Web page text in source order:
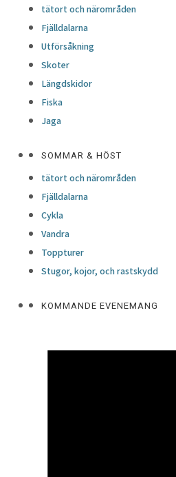
tätort och närområden
Fjälldalarna
Utförsåkning
Skoter
Längdskidor
Fiska
Jaga
SOMMAR & HÖST
tätort och närområden
Fjälldalarna
Cykla
Vandra
Toppturer
Stugor, kojor, och rastskydd
KOMMANDE EVENEMANG